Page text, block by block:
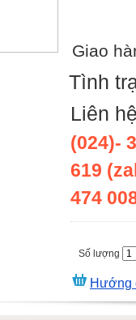
Giao
Tình
Liên
(024)-
619
474
Số lượng
Hướng